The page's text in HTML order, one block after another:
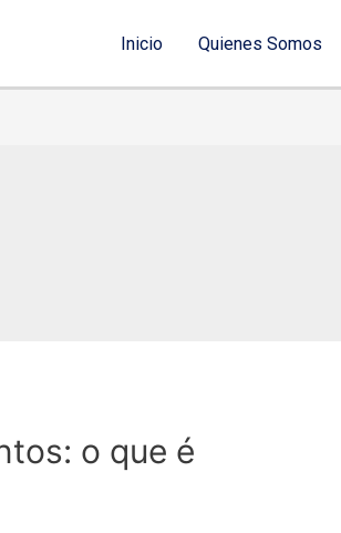
Inicio Quienes Somos
o que é